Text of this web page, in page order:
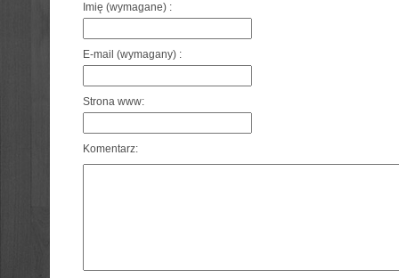
Imię (wymagane) :
E-mail (wymagany) :
Strona www:
Komentarz: